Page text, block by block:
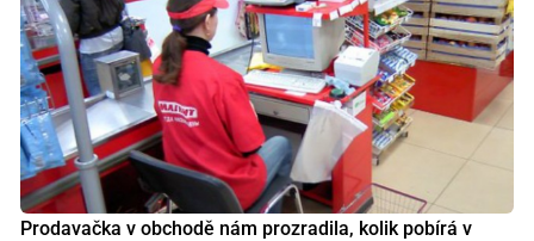
Prodavačka v obchodě nám prozradila, kolik pobírá v